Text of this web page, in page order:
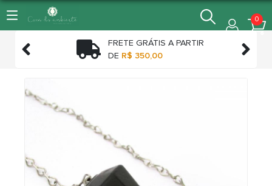
0

FRETE GRÁTIS A PARTIR
DE R$ 350,00 